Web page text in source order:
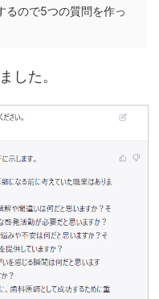
るので5つの質問を作っ
した。